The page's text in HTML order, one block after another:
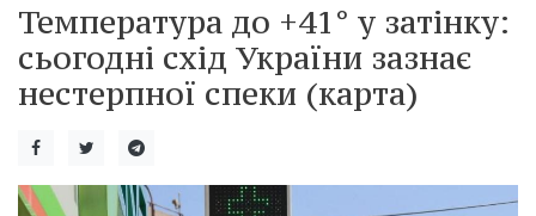
Температура до +41° у затінку:
сьогодні схід України зазнає
нестерпної спеки (карта)